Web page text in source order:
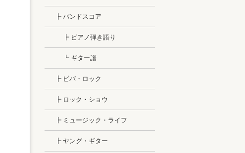
┣ バンドスコア
┣ ピアノ弾き語り
┗ ギター譜
┣ ビバ・ロック
┣ ロック・ショウ
┣ ミュージック・ライフ
┣ ヤング・ギター